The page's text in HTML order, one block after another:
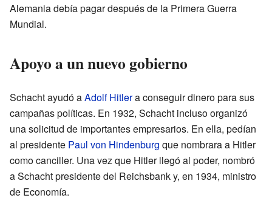
Alemania debía pagar después de la Primera Guerra
Mundial.
Apoyo a un nuevo gobierno
Schacht ayudó aAdolf Hitlera conseguir dinero para sus
campañas políticas. En 1932, Schacht incluso organizó
una solicitud de importantes empresarios. En ella, pedían
al presidente Paul von Hindenburg que nombrara a Hitler
como canciller. Una vez que Hitler llegó al poder, nombró
a Schacht presidente del Reichsbank y, en 1934, ministro
de Economía.